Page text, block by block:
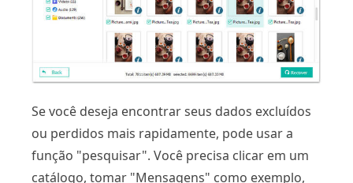
Se você deseja encontrar seus dados excluídos
ou perdidos mais rapidamente, pode usar a
função "pesquisar". Você precisa clicar em um
catálogo, tomar "Mensagens" como exemplo,